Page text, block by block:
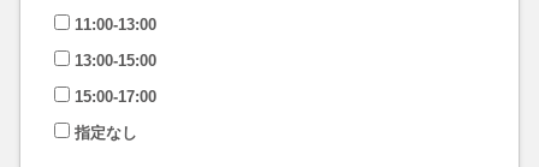
11:00-13:00
13:00-15:00
15:00-17:00
指定なし